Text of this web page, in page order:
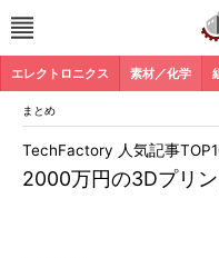
エレクトロニクス 素材／化学
まとめ
2000万円の3Dプリ
TechFactory 人気記事